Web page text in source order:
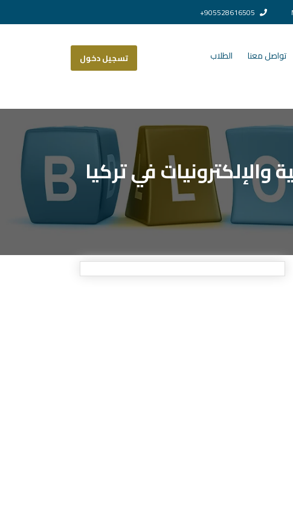
تواصل معنا الطلاب تسجيل دخول
في تركيا